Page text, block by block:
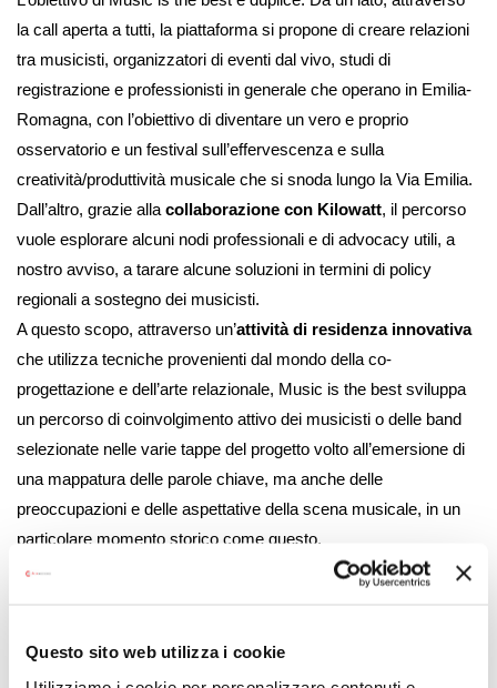
Questo sito web utilizza i cookie
la call aperta a tutti, la piattaforma si propone di creare relazioni
tra musicisti, organizzatori di eventi dal vivo, studi di
registrazione e professionisti in generale che operano in Emilia-
Romagna, con l’obiettivo di diventare un vero e proprio
osservatorio e un festival sull’effervescenza e sulla
creatività/produttività musicale che si snoda lungo la Via Emilia.
Dall’altro, grazie alla collaborazione con Kilowatt, il percorso
vuole esplorare alcuni nodi professionali e di advocacy utili, a
nostro avviso, a tarare alcune soluzioni in termini di policy
regionali a sostegno dei musicisti.
A questo scopo, attraverso un’attività di residenza innovativa
che utilizza tecniche provenienti dal mondo della co-
progettazione e dell’arte relazionale, Music is the best sviluppa
un percorso di coinvolgimento attivo dei musicisti o delle band
selezionate nelle varie tappe del progetto volto all’emersione di
una mappatura delle parole chiave, ma anche delle
preoccupazioni e delle aspettative della scena musicale, in un
particolare momento storico come questo.
Attraverso il sito e i suoi canali social media Music is the best
video, podcast che raccontino il maggior numero di band